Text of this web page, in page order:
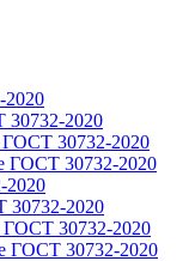
2020
30732-2020
ГОСТ 30732-2020
2020
30732-2020
ГОСТ 30732-2020